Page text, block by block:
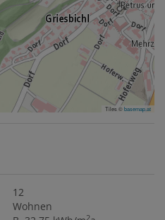
Tiles ©basemap.at
12
Wohnen
2